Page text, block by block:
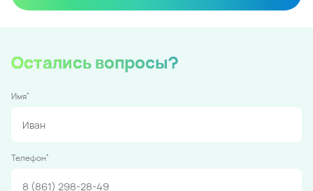
Остались вопросы?
Имя*
Телефон*